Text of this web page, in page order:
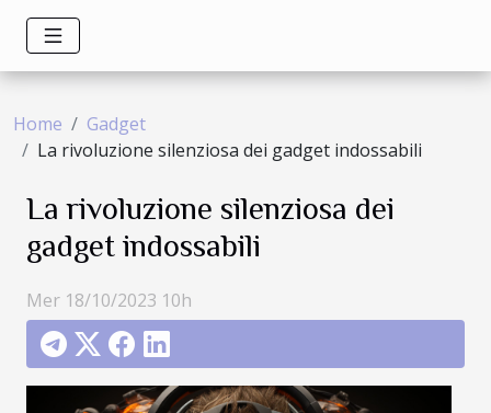
Home
Gadget
La rivoluzione silenziosa dei gadget indossabili
La rivoluzione silenziosa dei
gadget indossabili
Mer 18/10/2023 10h